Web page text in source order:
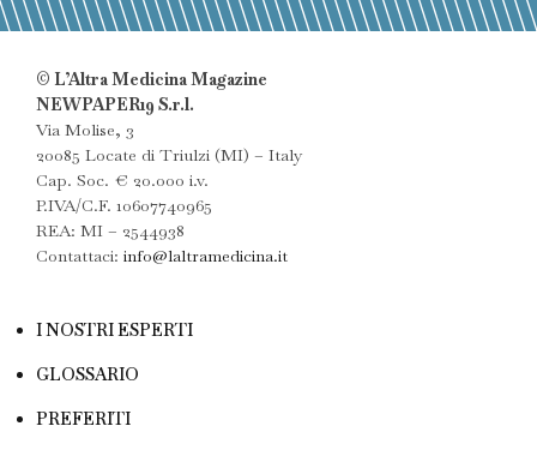
© L’Altra Medicina Magazine
NEWPAPER19 S.r.l.
Via Molise, 3
20085 Locate di Triulzi (MI) – Italy
Cap. Soc. € 20.000 i.v.
P.IVA/C.F. 10607740965
REA: MI – 2544938
Contattaci: info@laltramedicina.it
I NOSTRI ESPERTI
GLOSSARIO
PREFERITI